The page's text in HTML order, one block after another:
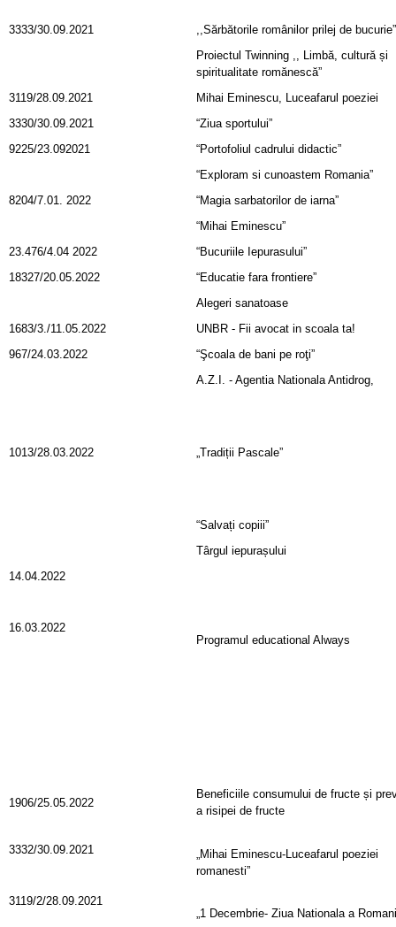
3333/30.09.2021
,,Sărbătorile românilor prilej de bucurie”
Proiectul Twinning ,, Limbă, cultură și
spiritualitate romănescă”
3119/28.09.2021
Mihai Eminescu, Luceafarul poeziei
3330/30.09.2021
“Ziua sportului”
9225/23.092021
“Portofoliul cadrului didactic”
“Exploram si cunoastem Romania”
8204/7.01. 2022
“Magia sarbatorilor de iarna”
“Mihai Eminescu”
23.476/4.04 2022
“Bucuriile Iepurasului”
18327/20.05.2022
“Educatie fara frontiere”
Alegeri sanatoase
1683/3./11.05.2022
UNBR - Fii avocat in scoala ta!
967/24.03.2022
“Şcoala de bani pe roţi”
A.Z.I. - Agentia Nationala Antidrog,
1013/28.03.2022 „Tradiții Pascale”
“Salvați copiii”
14.04.2022
Târgul iepurașului
16.03.2022
Programul educational Always
1906/25.05.2022
Beneficiile consumului de fructe și
a risipei de fructe
3332/30.09.2021
„Mihai Eminescu-Luceafarul poeziei
romanesti”
3119/2/28.09.2021
„1 Decembrie- Ziua Nationala a